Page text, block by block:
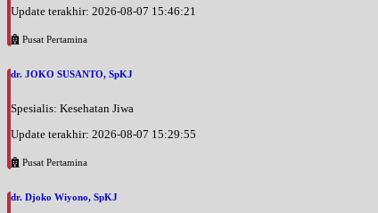
Update terakhir: 2026-08-07 15:46:21
Pusat Pertamina
dr. JOKO SUSANTO, SpKJ
Spesialis: Kesehatan Jiwa
Update terakhir: 2026-08-07 15:29:55
Pusat Pertamina
dr. Djoko Wiyono, SpKJ